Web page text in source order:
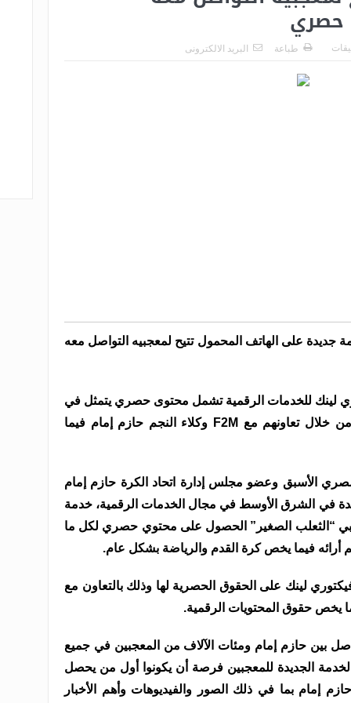
حصري
طباعة البريد الالكترونى
جديدة على الهاتف المحمول تتيح لمعجبيه التواصل معه
لينك للخدمات الرقمية تشمل محتوى حصري يتمثل في
(صور وفيديوهات وأخبار ومسابقات) من خلال تعاونهم مع F2M وكلاء النجم حازم إمام فيما
الأسبق وعضو مجلس إدارة اتحاد الكرة حازم إمام
في الشرق الأوسط في مجال الخدمات الرقمية، خدمة
“الثعلب الصغير” الحصول على محتوي حصري لكل ما
أرائه فيما يخص كرة القدم والرياضة بشكل عام.
لينك على الحقوق الحصرية لها وذلك بالتعاون مع
بين حازم إمام ومئات الآلاف من المعجبين في جميع
الجديدة للمعجبين فرصة أن يكونوا أول من يحصل
إمام بما في ذلك الصور والفيديوهات وأهم الأخبار